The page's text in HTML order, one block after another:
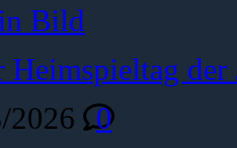
Heimspieltag der
2026
0